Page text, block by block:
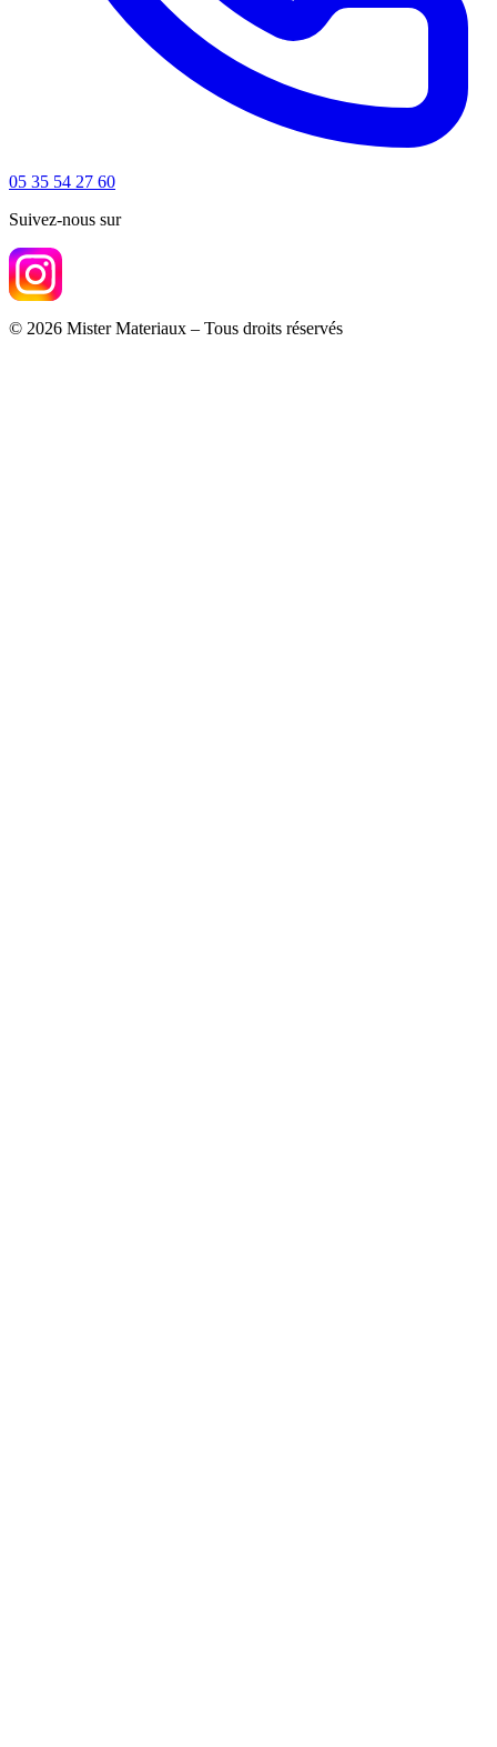
05 35 54 27 60
Suivez-nous sur
© 2026 Mister Materiaux – Tous droits réservés